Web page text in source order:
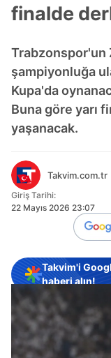
finalde
Trabzonspor'un
şampiyonluğa
Kupa'da
Buna göre yarı
yaşanacak.
Takvim.com.tr
Giriş Tarihi:
22 Mayıs 2026 23:07
Takvim'i
haberi alın!